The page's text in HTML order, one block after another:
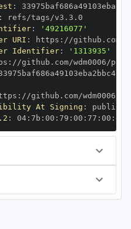
:
:
:
'49216077'
URI : https :
Identifier:
'1313935'
: //github.com/wdm0006/
:
At Signing :
: 04: 7b : 00 : 79 : 00 : 77 : 00 : dd